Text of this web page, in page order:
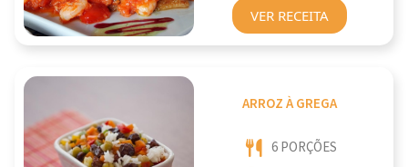
VER RECEITA
ARROZ À GREGA
6 PORÇÕES